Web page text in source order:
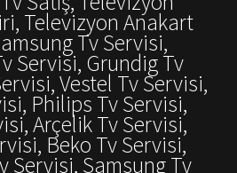
Televizyon Anakart
Tv Servisi,
Servisi, Grundig Tv
Vestel Tv Servisi,
Philips Tv Servisi,
Arçelik Tv Servisi,
Beko Tv Servisi,
Servisi, Samsung Tv